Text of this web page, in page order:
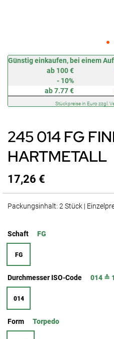
Günstig einkaufen, bei einem
ab 100 €
- 10%
ab 7.77 €
Stückpreise in Euro zzgl.
245 014 FG
HARTMETALL
17,26 €
Packungsinhalt: 2 Stück |
Schaft FG
FG
Durchmesser ISO-Code 014 ≙
014
Form Torpedo
Zum
Anfang
springen